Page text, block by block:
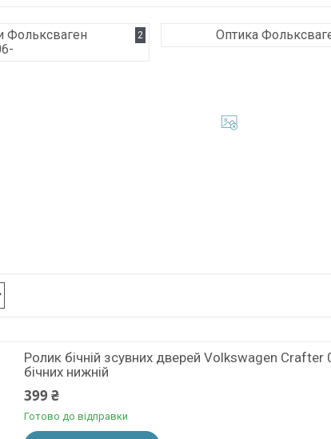
Фольксваген
2 Оптика
Ролик бічній зсувних дверей Volkswagen
бічних нижній
399 ₴
Готово до відправки